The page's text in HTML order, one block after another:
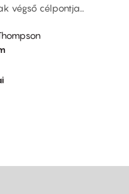
végső célpontja…